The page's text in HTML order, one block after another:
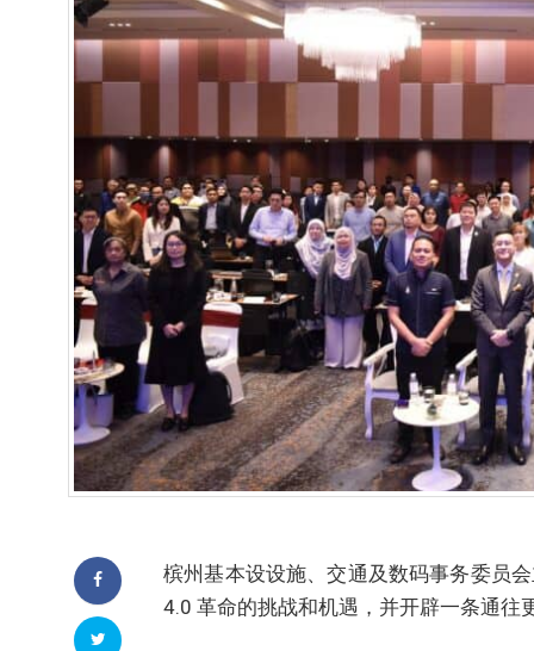
槟州基本设设施、交通及数码事务委员
4.0 革命的挑战和机遇，并开辟一条通往